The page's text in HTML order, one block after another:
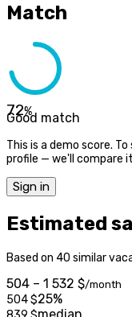
Match
72%
Good match
This is a demo score.
profile — we'll compare
Sign in
Estimated
Based on 40 similar
504 – 1 532 $/month
504$25%